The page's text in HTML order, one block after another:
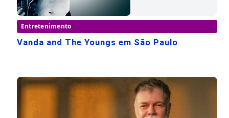
Entretenimento
Vanda and The Youngs em São Paulo